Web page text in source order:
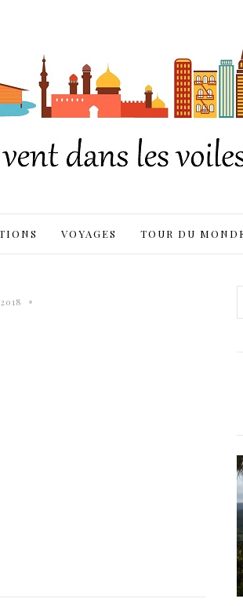
VOYAGES TOUR DU
•